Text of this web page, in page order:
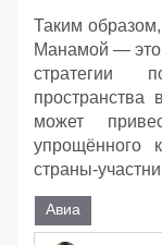
Таким
Манамой — это
стратегии
пространства
может
упрощённого
страны-
Авиа